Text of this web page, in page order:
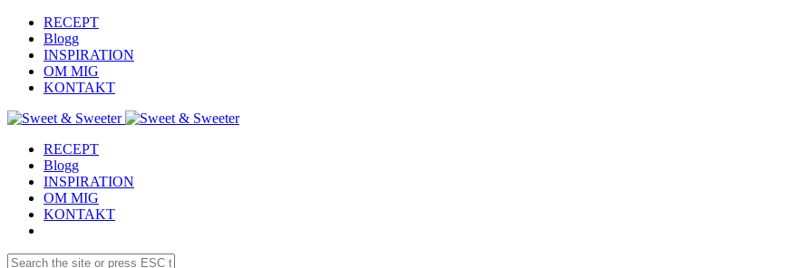
RECEPT
Blogg
INSPIRATION
OM MIG
KONTAKT
RECEPT
Blogg
INSPIRATION
OM MIG
KONTAKT